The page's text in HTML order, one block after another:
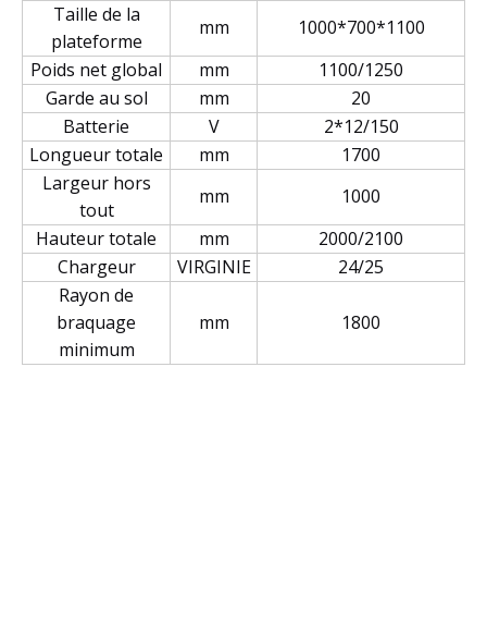
Taille de la
plateforme
mm
1000*700*1100
Poids net global
mm
1100/1250
Garde au sol
mm
20
Batterie
V
2*12/150
Longueur totale
mm
1700
Largeur hors
tout
mm
1000
Hauteur totale
mm
2000/2100
Chargeur
VIRGINIE
24/25
Rayon de
braquage
minimum
mm 1800